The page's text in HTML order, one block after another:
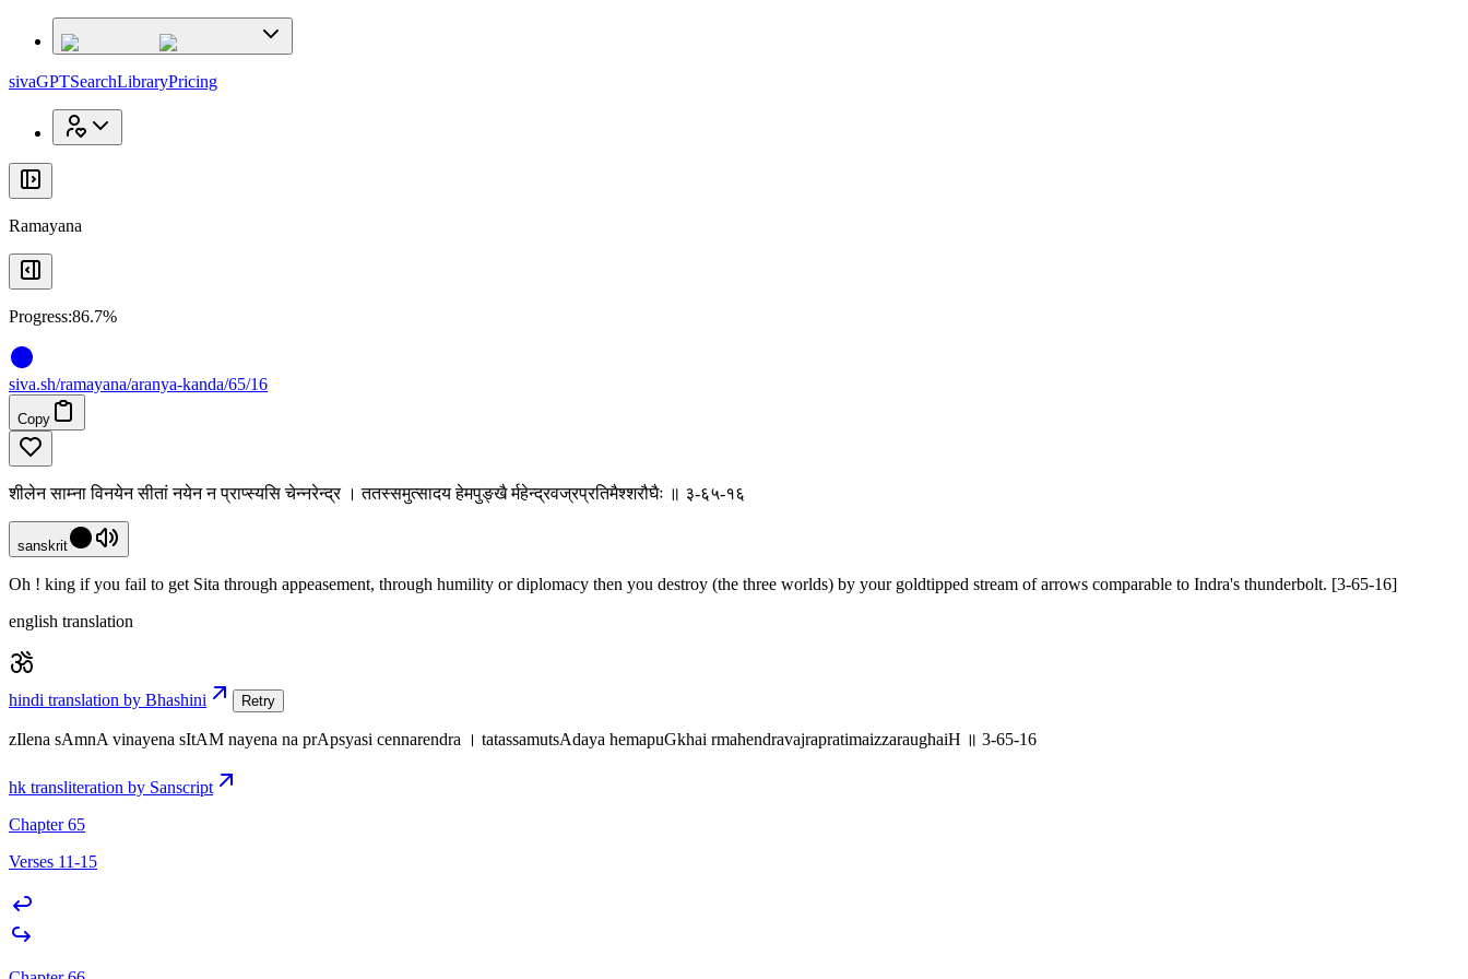
sivaGPTSearchLibraryPricing
Ramayana
Progress:86.7%
siva.sh/ramayana/aranya-kanda/65/16
Copy
शीलेन साम्ना विनयेन सीतां नयेन न प्राप्स्यसि चेन्नरेन्द्र । ततस्समुत्सादय हेमपुङ्खै र्महेन्द्रवज्रप्रतिमैश्शरौघैः ॥ ३-६५-१६
sanskrit
Oh ! king if you fail to get Sita through appeasement, through humility or diplomacy then you destroy (the three worlds) by your goldtipped stream of arrows comparable to Indra's thunderbolt. [3-65-16]
english translation
hindi translation by Bhashini Retry
zIlena sAmnA vinayena sItAM nayena na prApsyasi cennarendra । tatassamutsAdaya hemapuGkhai rmahendravajrapratimaizzaraughaiH ॥ 3-65-16
hk transliteration by Sanscript
Chapter 65
Verses 11-15